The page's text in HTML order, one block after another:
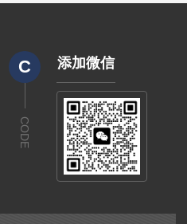
C
CODE
添加微信